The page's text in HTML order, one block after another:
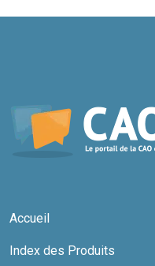
Accueil
Index des Produits